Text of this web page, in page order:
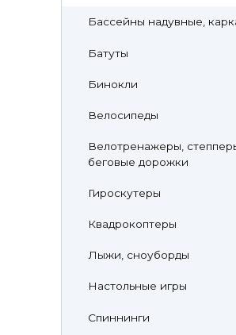
Бассейны надувные,
Батуты
Бинокли
Велосипеды
Велотренажеры,
беговые дорожки
Гироскутеры
Квадрокоптеры
Лыжи, сноуборды
Настольные игры
Спиннинги